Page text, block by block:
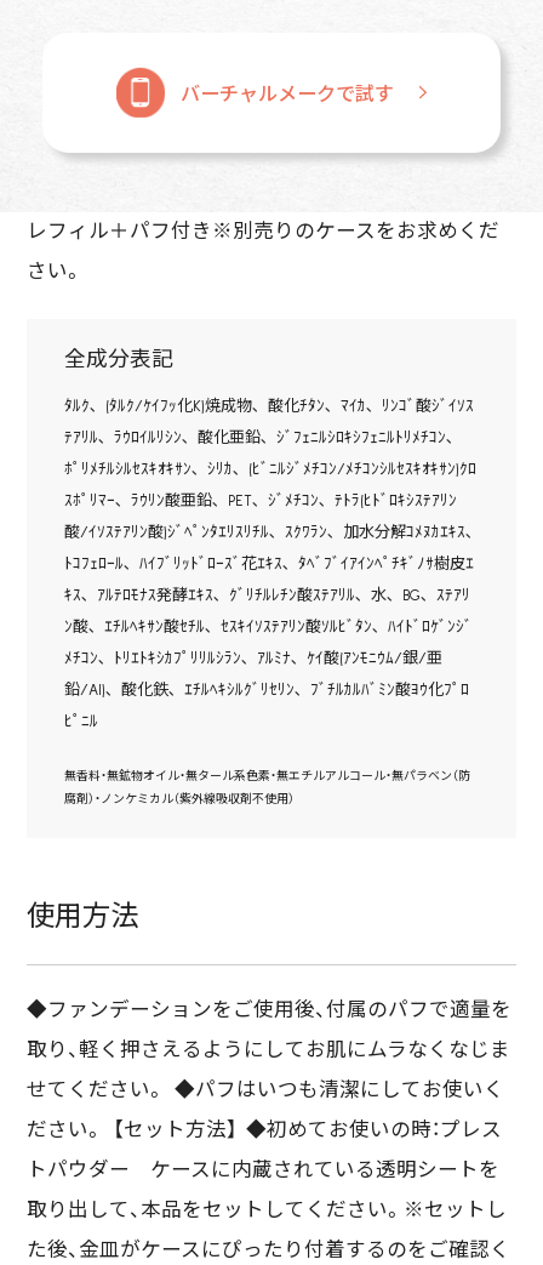
バーチャルメークで試す
レフィル＋パフ付き※別売りのケースをお求めくだ
さい。
全成分表記
ﾀﾙｸ､ (ﾀﾙｸ/ｹｲﾌｯ化K)焼成物､ 酸化ﾁﾀﾝ､ ﾏｲｶ､ ﾘﾝｺﾞ酸ｼﾞｲｿｽ
ﾃｱﾘﾙ､ ﾗｳﾛｲﾙﾘｼﾝ､ 酸化亜鉛､ ｼﾞﾌｪﾆﾙｼﾛｷｼﾌｪﾆﾙﾄﾘﾒﾁｺﾝ､
ﾎﾟﾘﾒﾁﾙｼﾙｾｽｷｵｷｻﾝ､ ｼﾘｶ､ (ﾋﾞﾆﾙｼﾞﾒﾁｺﾝ/ﾒﾁｺﾝｼﾙｾｽｷｵｷｻﾝ)ｸﾛ
ｽﾎﾟﾘﾏｰ､ ﾗｳﾘﾝ酸亜鉛､ PET､ ｼﾞﾒﾁｺﾝ､ ﾃﾄﾗ(ﾋﾄﾞﾛｷｼｽﾃｱﾘﾝ
酸/ｲｿｽﾃｱﾘﾝ酸)ｼﾞﾍﾟﾝﾀｴﾘｽﾘﾁﾙ､ ｽｸﾜﾗﾝ､ 加水分解ｺﾒﾇｶｴｷｽ､
ﾄｺﾌｪﾛｰﾙ､ ﾊｲﾌﾞﾘｯﾄﾞﾛｰｽﾞ花ｴｷｽ､ ﾀﾍﾞﾌﾞｲｱｲﾝﾍﾟﾁｷﾞﾉｻ樹皮ｴ
ｷｽ､ ｱﾙﾃﾛﾓﾅｽ発酵ｴｷｽ､ ｸﾞﾘﾁﾙﾚﾁﾝ酸ｽﾃｱﾘﾙ､ 水､ BG､ ｽﾃｱﾘ
ﾝ酸､ ｴﾁﾙﾍｷｻﾝ酸ｾﾁﾙ､ ｾｽｷｲｿｽﾃｱﾘﾝ酸ｿﾙﾋﾞﾀﾝ､ ﾊｲﾄﾞﾛｹﾞﾝｼﾞ
ﾒﾁｺﾝ､ ﾄﾘｴﾄｷｼｶﾌﾟﾘﾘﾙｼﾗﾝ､ ｱﾙﾐﾅ､ ｹｲ酸(ｱﾝﾓﾆｳﾑ/銀/亜
鉛/Al)､ 酸化鉄､ ｴﾁﾙﾍｷｼﾙｸﾞﾘｾﾘﾝ､ ﾌﾞﾁﾙｶﾙﾊﾞﾐﾝ酸ﾖｳ化ﾌﾟﾛ
ﾋﾟﾆﾙ
無香料・無鉱物オイル・無タール系色素・無エチルアルコール・無パラベン（防
腐剤）・ノンケミカル（紫外線吸収剤不使用）
使用方法
◆ファンデーションをご使用後、付属のパフで適量を
取り、軽く押さえるようにしてお肌にムラなくなじま
せてください。 ◆パフはいつも清潔にしてお使いく
ださい。 【セット方法】 ◆初めてお使いの時：プレス
トパウダー ケースに内蔵されている透明シートを
取り出して、本品をセットしてください。※セットし
た後、金皿がケースにぴったり付着するのをご確認く